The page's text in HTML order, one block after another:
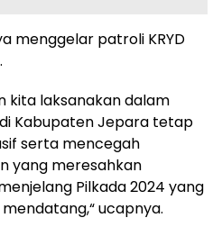
menggelar patroli KRYD
kita laksanakan dalam
Kabupaten Jepara tetap
serta mencegah
yang meresahkan
Pilkada 2024 yang
ucapnya.